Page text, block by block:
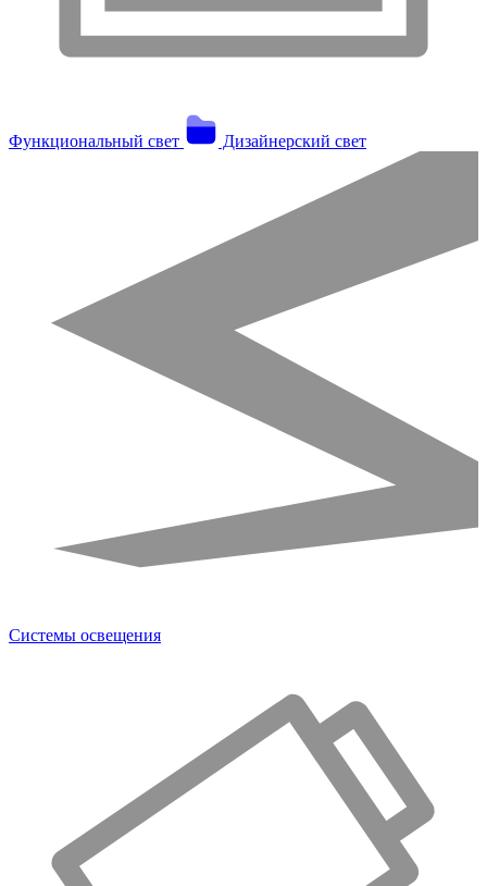
Функциональный свет Дизайнерский свет
Системы освещения